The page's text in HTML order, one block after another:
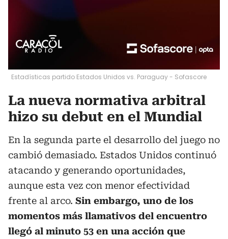
Estadísticas partido Estados Unidos vs. Paraguay - Sofascore
La nueva normativa arbitral
hizo su debut en el Mundial
En la segunda parte el desarrollo del juego no
cambió demasiado. Estados Unidos continuó
atacando y generando oportunidades,
aunque esta vez con menor efectividad
frente al arco. Sin embargo, uno de los
momentos más llamativos del encuentro
llegó al minuto 53 en una acción que